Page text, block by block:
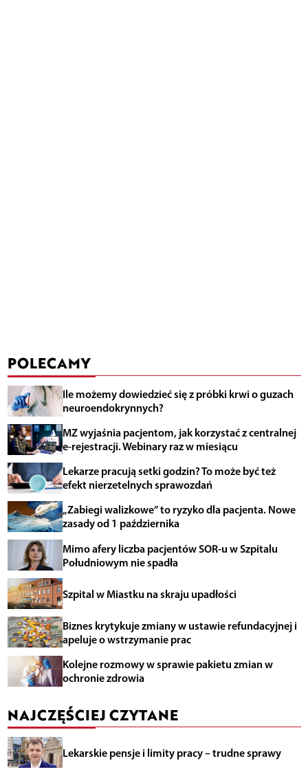
POLECAMY
Ile możemy dowiedzieć się z próbki krwi o guzach
neuroendokrynnych?
MZ wyjaśnia pacjentom, jak korzystać z centralnej
e-rejestracji. Webinary raz w miesiącu
Lekarze pracują setki godzin? To może być też
efekt nierzetelnych sprawozdań
„Zabiegi walizkowe” to ryzyko dla pacjenta. Nowe
zasady od 1 października
Mimo afery liczba pacjentów SOR-u w Szpitalu
Południowym nie spadła
Szpital w Miastku na skraju upadłości
Biznes krytykuje zmiany w ustawie refundacyjnej i
apeluje o wstrzymanie prac
Kolejne rozmowy w sprawie pakietu zmian w
ochronie zdrowia
NAJCZĘŚCIEJ CZYTANE
Lekarskie pensje i limity pracy – trudne sprawy